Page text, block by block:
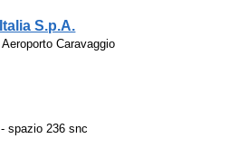
S.p.A.
Caravaggio
spazio 236 snc